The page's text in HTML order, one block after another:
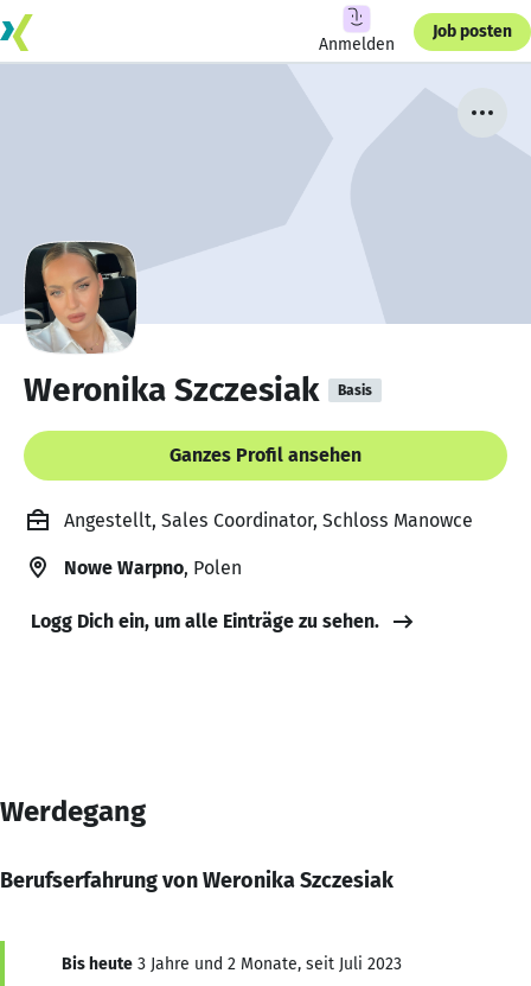
Anmelden
Job posten
Weronika Szczesiak Basis
Ganzes Profil ansehen
Angestellt, Sales Coordinator, Schloss Manowce
Nowe Warpno, Polen
Logg Dich ein, um alle Einträge zu sehen.
Werdegang
Berufserfahrung von Weronika Szczesiak
Bis heute 3 Jahre und 2 Monate, seit Juli 2023